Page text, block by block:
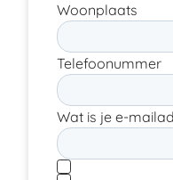
Woonplaats
Telefoonummer
Wat is je e-